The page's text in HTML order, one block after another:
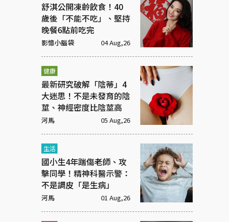
舒淇公開凍齡飲食！40
歲後「不能不吃」、堅持
晚餐6點前吃完
影憶小腦袋 04 Aug,26
健康
最新研究破解「陰蒂」4
大迷思！不是未發育的陰
莖、神經密度比陰莖高
河馬 05 Aug,26
生活
國小生4年踹傷老師、攻
擊同學！精神科醫示警：
不是調皮「是生病」
河馬 01 Aug,26